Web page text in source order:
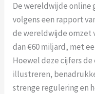
De wereldwijde online
volgens een rapport
de wereldwijde omzet
dan €60 miljard, met
Hoewel deze cijfers
illustreren,
strenge regulering en